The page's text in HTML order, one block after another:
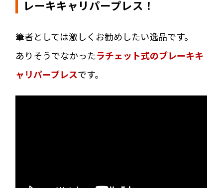
レーキキャリパープレス！
筆者としては激しくお勧めしたい逸品です。
ありそうでなかったラチェット式のブレーキキ
ャリパープレスです。